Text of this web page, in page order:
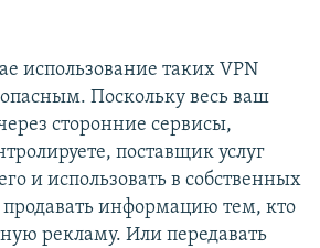
использование таких VPN
Поскольку весь ваш
сторонние сервисы,
поставщик услуг
и использовать в собственных
информацию тем, кто
рекламу. Или передавать